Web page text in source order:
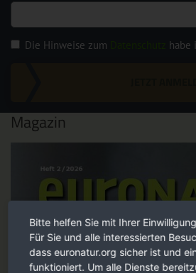
Die Hinweise zum habe
Magazin
Bitte helfen Sie mit Ihrer
Für Sie und alle interessierten
dass euronatur.org sicher ist und
funktioniert. Um alle Dienste